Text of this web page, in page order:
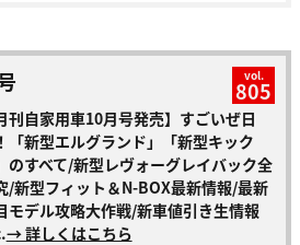
vol.
805
刊自家用車10月号発売】すごいぜ日
「新型エルグランド」「新型キック
のすべて/新型レヴォーグレイバック全
/新型フィット＆N-BOX最新情報/最新
モデル攻略大作戦/新車値引き生情報
→ 詳しくはこちら